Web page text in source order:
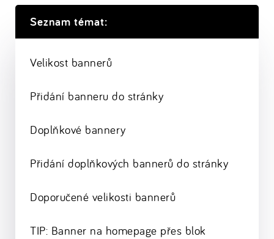
Seznam témat:
Velikost bannerů
Přidání banneru do stránky
Doplňkové bannery
Přidání doplňkových bannerů do stránky
Doporučené velikosti bannerů
TIP: Banner na homepage přes blok